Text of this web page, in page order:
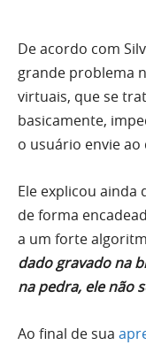
De acordo com
grande problema
virtuais, que se
basicamente,
o usuário envie
Ele explicou ainda
de forma
a um forte
dado gravado na
na pedra, ele não
Ao final de sua